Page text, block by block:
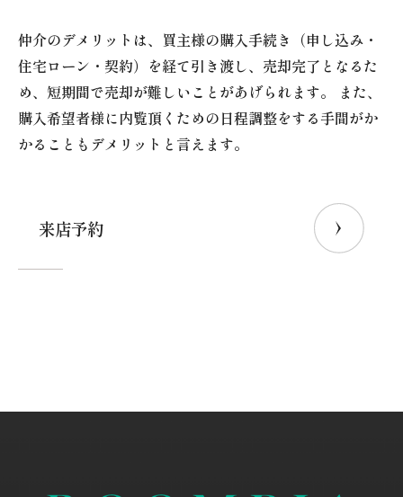
仲介のデメリットは、買主様の購入手続き（申し込み・
住宅ローン・契約）を経て引き渡し、売却完了となるた
め、短期間で売却が難しいことがあげられます。 また、
購入希望者様に内覧頂くための日程調整をする手間がか
かることもデメリットと言えます。
来店予約